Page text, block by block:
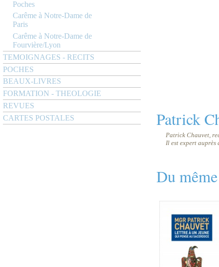
Poches
Carême à Notre-Dame de
Paris
Carême à Notre-Dame de
Fourvière/Lyon
TEMOIGNAGES - RECITS
POCHES
BEAUX-LIVRES
FORMATION - THEOLOGIE
REVUES
CARTES POSTALES
Patrick
Patrick Chauvet,
Il est expert auprès
Du